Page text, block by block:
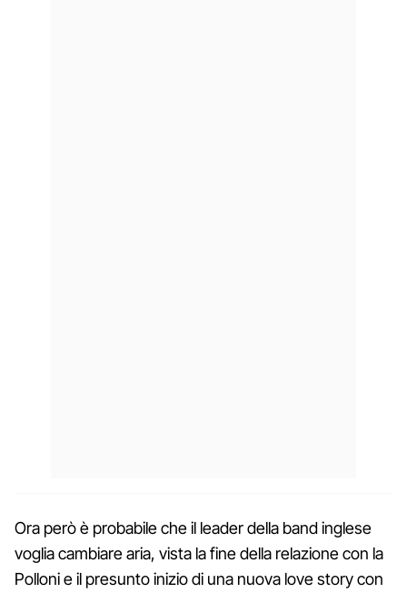
Ora però è probabile che il leader della band inglese
voglia cambiare aria, vista la fine della relazione con la
Polloni e il presunto inizio di una nuova love story con